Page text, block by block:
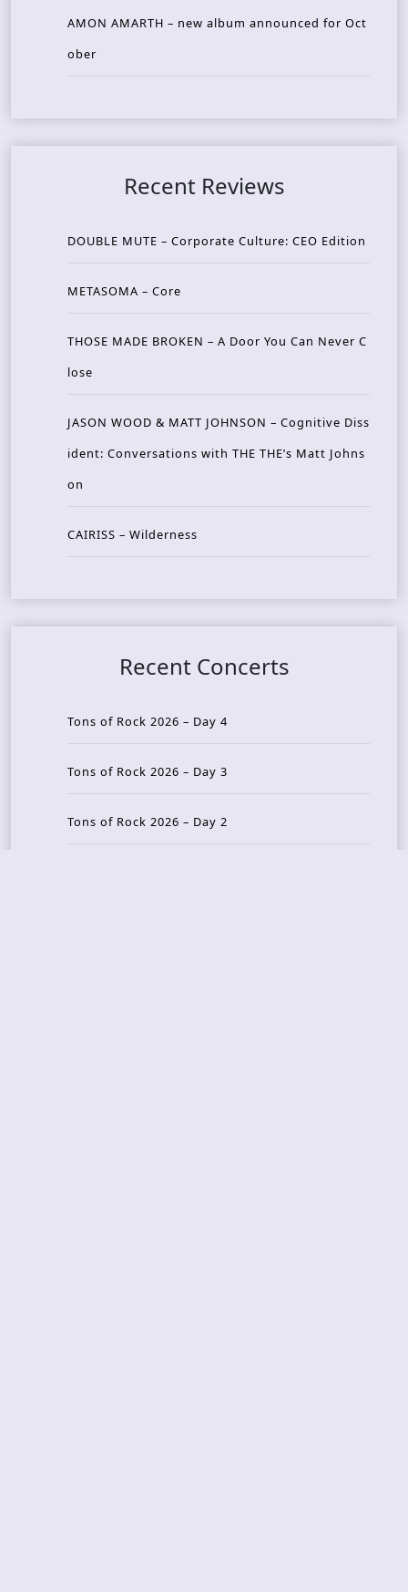
AMON AMARTH – new album announced for Oct
ober
Recent Reviews
DOUBLE MUTE – Corporate Culture: CEO Edition
METASOMA – Core
THOSE MADE BROKEN – A Door You Can Never C
lose
JASON WOOD & MATT JOHNSON – Cognitive Diss
ident: Conversations with THE THE’s Matt Johns
on
CAIRISS – Wilderness
Recent Concerts
Tons of Rock 2026 – Day 4
Tons of Rock 2026 – Day 3
Tons of Rock 2026 – Day 2